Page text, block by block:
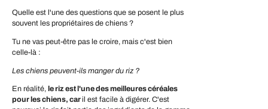
Quelle est l'une des questions que se posent le plus
souvent les propriétaires de chiens ?
Tu ne vas peut-être pas le croire, mais c'est bien
celle-là :
Les chiens peuvent-ils manger du riz ?
En réalité, le riz est l'une des meilleures céréales
pour les chiens, caril est facile à digérer. C'est